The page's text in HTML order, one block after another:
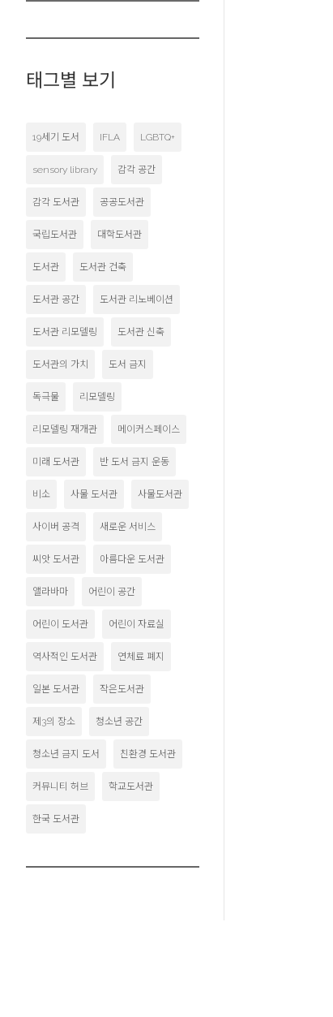
태그별 보기
19세기 도서 IFLA LGBTQ+
sensory library 감각 공간
감각 도서관 공공도서관
국립도서관 대학도서관
도서관 도서관 건축
도서관 공간 도서관 리노베이션
도서관 리모델링 도서관 신축
도서관의 가치 도서 금지
독극물 리모델링
리모델링 재개관 메이커스페이스
미래 도서관 반 도서 금지 운동
비소 사물 도서관 사물도서관
사이버 공격 새로운 서비스
씨앗 도서관 아름다운 도서관
앨라바마 어린이 공간
어린이 도서관 어린이 자료실
역사적인 도서관 연체료 폐지
일본 도서관 작은도서관
제3의 장소 청소년 공간
청소년 금지 도서 친환경 도서관
커뮤니티 허브 학교도서관
한국 도서관